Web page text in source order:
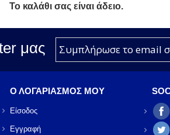
Το καλάθι σας είναι άδειο.
μας
Ο ΛΟΓΑΡΙΑΣΜΟΣ ΜΟΥ
Είσοδος
Εγγραφή